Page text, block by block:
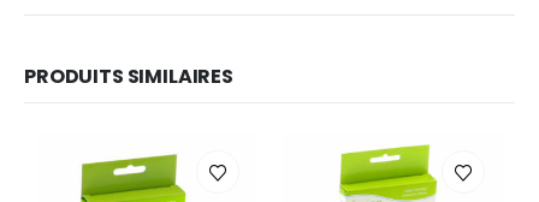
PRODUITS SIMILAIRES